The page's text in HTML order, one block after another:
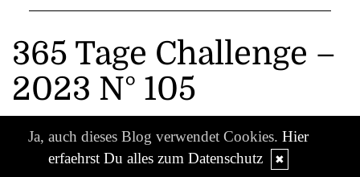
365 Tage Challenge –
2023 N° 105
14.04.2023 / N° 105
Ja, auch dieses Blog verwendet Cookies. Hier
erfaehrst Du alles zum Datenschutz
✖